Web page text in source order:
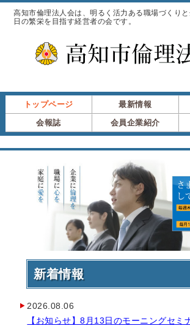
高知市倫理法人会は、明るく活力ある職場づくりと
日の繁栄を目指す経営者の会です。
トップページ 最新情報
会報誌
会員企業紹介
新着情報
2026.08.06
【お知らせ】8月13日のモーニングセミ